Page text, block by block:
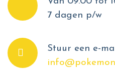
7 dagen p/w
Stuur een e-